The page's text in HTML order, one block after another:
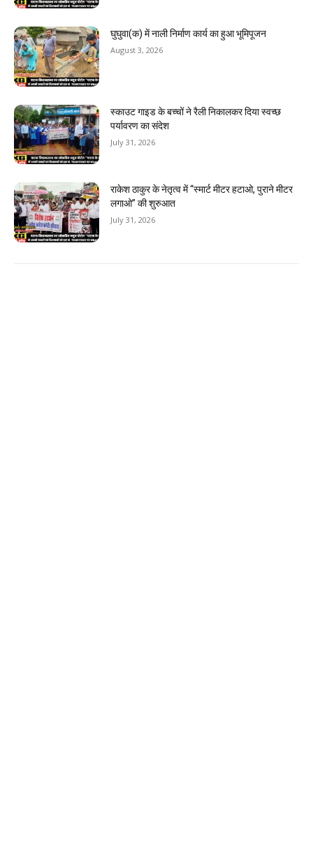
घुघुवा(क) में नाली निर्माण कार्य का हुआ भूमिपूजन
August 3, 2026
स्काउट गाइड के बच्चों ने रैली निकालकर दिया स्वच्छ
पर्यावरण का संदेश
July 31, 2026
राकेश ठाकुर के नेतृत्व में “स्मार्ट मीटर हटाओ, पुराने मीटर
लगाओ” की शुरुआत
July 31, 2026